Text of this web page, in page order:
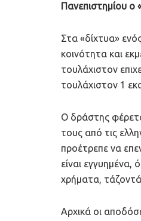
Πανεπιστημίου ο
Στα «δίχτυα»
κοινότητα και
τουλάχιστον
τουλάχιστον 1
Ο δράστης
τους από τις
προέτρεπε να
είναι
χρήματα,
Αρχικά οι